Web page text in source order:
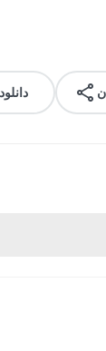
دانلود